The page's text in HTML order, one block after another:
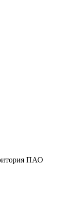
ПАО